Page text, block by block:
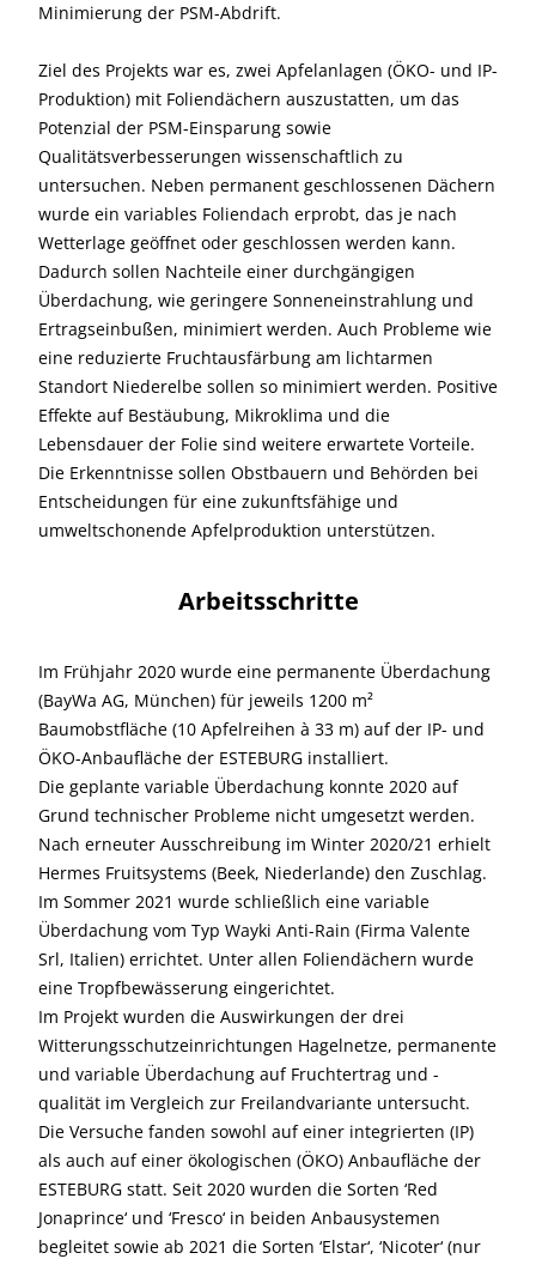
Minimierung der PSM-Abdrift.
Ziel des Projekts war es, zwei Apfelanlagen (ÖKO- und IP-
Produktion) mit Foliendächern auszustatten, um das
Potenzial der PSM-Einsparung sowie
Qualitätsverbesserungen wissenschaftlich zu
untersuchen. Neben permanent geschlossenen Dächern
wurde ein variables Foliendach erprobt, das je nach
Wetterlage geöffnet oder geschlossen werden kann.
Dadurch sollen Nachteile einer durchgängigen
Überdachung, wie geringere Sonneneinstrahlung und
Ertragseinbußen, minimiert werden. Auch Probleme wie
eine reduzierte Fruchtausfärbung am lichtarmen
Standort Niederelbe sollen so minimiert werden. Positive
Effekte auf Bestäubung, Mikroklima und die
Lebensdauer der Folie sind weitere erwartete Vorteile.
Die Erkenntnisse sollen Obstbauern und Behörden bei
Entscheidungen für eine zukunftsfähige und
umweltschonende Apfelproduktion unterstützen.
Arbeitsschritte
Im Frühjahr 2020 wurde eine permanente Überdachung
(BayWa AG, München) für jeweils 1200 m²
Baumobstfläche (10 Apfelreihen à 33 m) auf der IP- und
ÖKO-Anbaufläche der ESTEBURG installiert.
Die geplante variable Überdachung konnte 2020 auf
Grund technischer Probleme nicht umgesetzt werden.
Nach erneuter Ausschreibung im Winter 2020/21 erhielt
Hermes Fruitsystems (Beek, Niederlande) den Zuschlag.
Im Sommer 2021 wurde schließlich eine variable
Überdachung vom Typ Wayki Anti-Rain (Firma Valente
Srl, Italien) errichtet. Unter allen Foliendächern wurde
eine Tropfbewässerung eingerichtet.
Im Projekt wurden die Auswirkungen der drei
Witterungsschutzeinrichtungen Hagelnetze, permanente
und variable Überdachung auf Fruchtertrag und -
qualität im Vergleich zur Freilandvariante untersucht.
Die Versuche fanden sowohl auf einer integrierten (IP)
als auch auf einer ökologischen (ÖKO) Anbaufläche der
ESTEBURG statt. Seit 2020 wurden die Sorten ‘Red
Jonaprince‘ und ‘Fresco‘ in beiden Anbausystemen
begleitet sowie ab 2021 die Sorten ‘Elstar‘, ‘Nicoter‘ (nur